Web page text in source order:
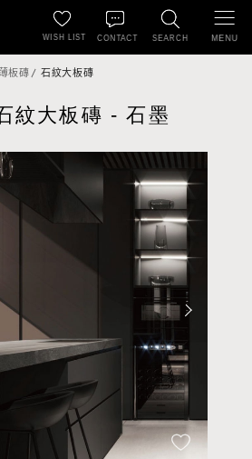
SEARCH
WISH LIST CONTACT MENU
板磚 石紋大板磚
紋大板磚 - 石墨